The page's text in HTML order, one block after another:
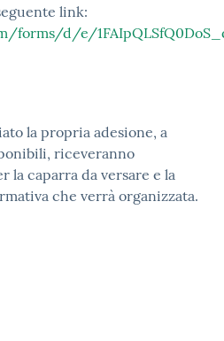
link:
forms/d/e/
la propria adesione, a
riceveranno
la caparra da versare e la
che verrà organizzata.